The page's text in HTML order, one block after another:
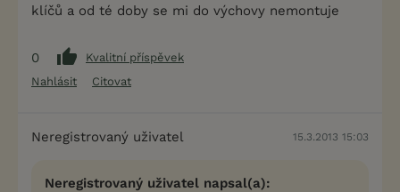
klíčů a od té doby se mi do výchovy nemontuje
0
Kvalitní příspěvek
Nahlásit
Citovat
Neregistrovaný uživatel 15.3.2013 15:03
Neregistrovaný uživatel napsal(a):